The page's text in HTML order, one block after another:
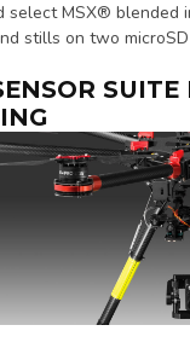
select MSX® blended
stills on two
SUITE